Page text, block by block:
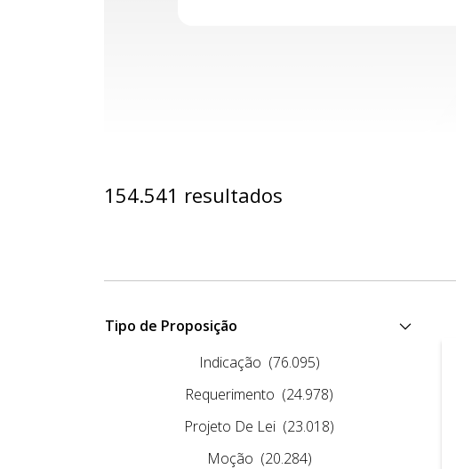
154.541 resultados
Tipo de Proposição
Indicação (76.095)
Requerimento (24.978)
Projeto De Lei (23.018)
Moção (20.284)